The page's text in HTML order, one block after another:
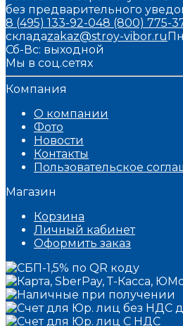
без предварительного
8 (495) 133-92-048 (800) 775-
складаzakaz@stroy-vibor.ru
Сб-Вс: выходной
Мы в соц.сетях
Компания
О компании
Фото
Новости
Контакты
Пользовательское
Магазин
Корзина
Личный кабинет
Оформить заказ